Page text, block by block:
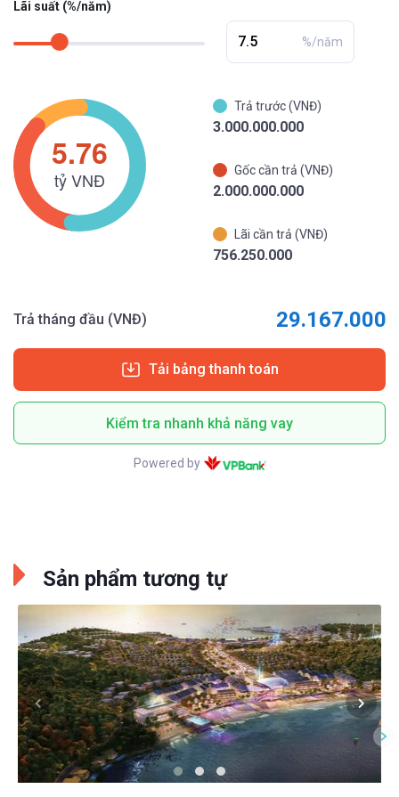
Lãi suất (%/năm)
%/năm
Trả trước (VNĐ)
3.000.000.000
Gốc cần trả (VNĐ)
2.000.000.000
Lãi cần trả (VNĐ)
756.250.000
Trả tháng đầu (VNĐ) 29.167.000
Tải bảng thanh toán
Kiểm tra nhanh khả năng vay
Powered by
Sản phẩm tương tự